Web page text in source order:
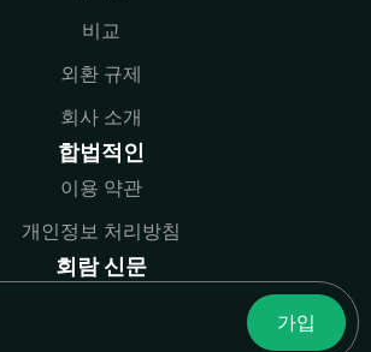
비교
외환 규제
회사 소개
합법적인
이용 약관
개인정보 처리방침
회람 신문
가입